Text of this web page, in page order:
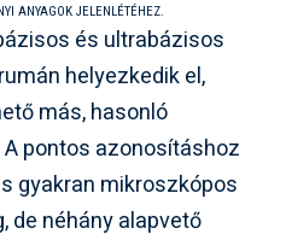
ANYAGOK JELENLÉTÉHEZ.
és ultrabázisos
helyezkedik el,
más, hasonló
pontos azonosításhoz
gyakran mikroszkópos
de néhány alapvető